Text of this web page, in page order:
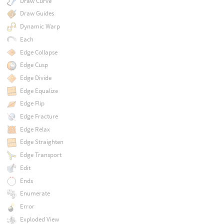
Draw Guides
Dynamic Warp
Each
Edge Collapse
Edge Cusp
Edge Divide
Edge Equalize
Edge Flip
Edge Fracture
Edge Relax
Edge Straighten
Edge Transport
Edit
Ends
Enumerate
Error
Exploded View